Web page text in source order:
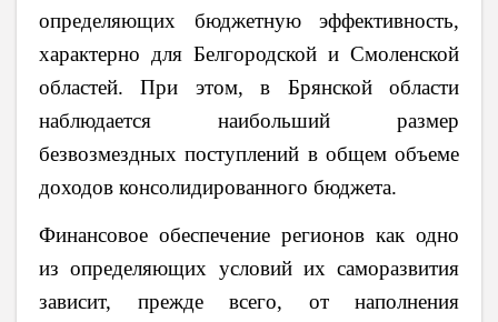
определяющих бюджетную эффективность,
характерно для Белгородской и Смоленской
областей. При этом, в Брянской области
наблюдается наибольший размер
безвозмездных поступлений в общем объеме
доходов консолидированного бюджета.
Финансовое обеспечение регионов как одно
из определяющих условий их саморазвития
зависит, прежде всего, от наполнения